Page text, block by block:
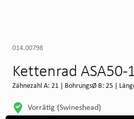
014.00798
Kettenrad ASA50-
Zähnezahl A: 21 | BohrungsØ B: 25 |
Vorrätig (Swineshead)